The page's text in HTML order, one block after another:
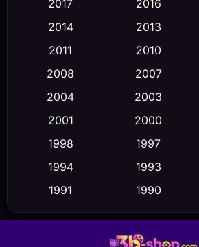
Comedy ตลก
Conspiracy
Crime อาชญากรรม
Culture
Dance เต้น
2017
2016
2014
2013
2011
2010
2008
2007
2004
2003
2001
2000
1998
1997
1994
1993
1991
1990
1986
1985
1981